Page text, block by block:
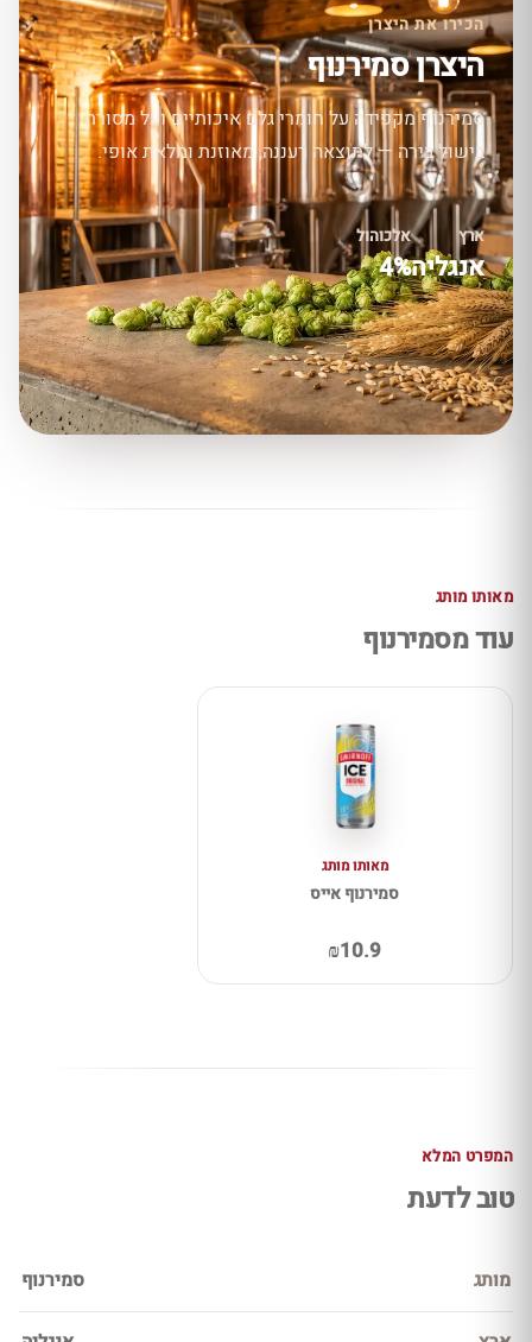
הכירו את היצרן
היצרן סמירנוף
סמירנוף מקפידה על חומרי גלם איכותיים ועל מסורת
בישול בירה — לתוצאה רעננה, מאוזנת ומלאת אופי.
ארץ
אנגליה
אלכוהול
4%
מאותו מותג
עוד מסמירנוף
מאותו מותג
סמירנוף אייס
₪10.9
המפרט המלא
טוב לדעת
מותג סמירנוף